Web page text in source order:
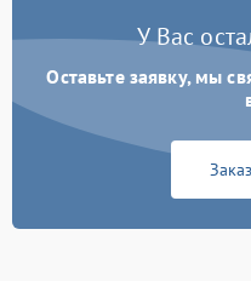
У Вас
Оставьте заявку, мы